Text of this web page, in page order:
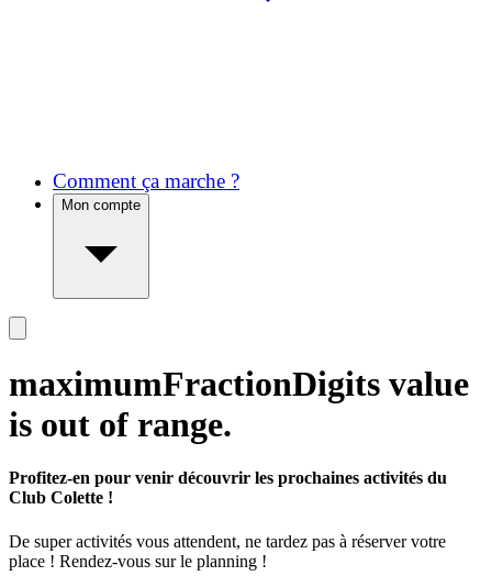
Comment ça marche ?
Mon compte
maximumFractionDigits value
is out of range.
Profitez-en pour venir découvrir les prochaines activités du
Club Colette !
De super activités vous attendent, ne tardez pas à réserver votre
place ! Rendez-vous sur le planning !